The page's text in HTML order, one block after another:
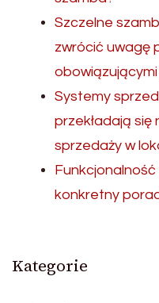
Szczelne
zwrócić uwagę
Systemy
przekładają się
sprzedaży w
konkretny
Kategorie